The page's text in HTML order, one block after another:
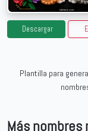
Descargar
Plantilla para
Más